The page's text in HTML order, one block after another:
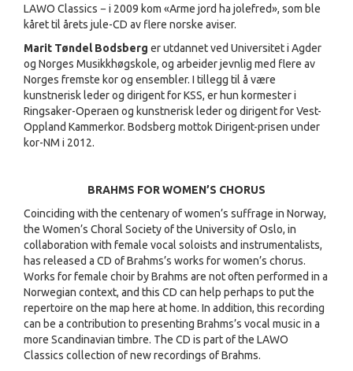
LAWO Classics − i 2009 kom «Arme jord ha jolefred», som ble
kåret til årets jule-CD av flere norske aviser.
Marit Tøndel Bodsberg er utdannet ved Universitet i Agder
og Norges Musikkhøgskole, og arbeider jevnlig med flere av
Norges fremste kor og ensembler. I tillegg til å være
kunstnerisk leder og dirigent for KSS, er hun kormester i
Ringsaker-Operaen og kunstnerisk leder og dirigent for Vest-
Oppland Kammerkor. Bodsberg mottok Dirigent-prisen under
kor-NM i 2012.
BRAHMS FOR WOMEN’S CHORUS
Coinciding with the centenary of women’s suffrage in Norway,
the Women’s Choral Society of the University of Oslo, in
collaboration with female vocal soloists and instrumentalists,
has released a CD of Brahms’s works for women’s chorus.
Works for female choir by Brahms are not often performed in a
Norwegian context, and this CD can help perhaps to put the
repertoire on the map here at home. In addition, this recording
can be a contribution to presenting Brahms’s vocal music in a
more Scandinavian timbre. The CD is part of the LAWO
Classics collection of new recordings of Brahms.